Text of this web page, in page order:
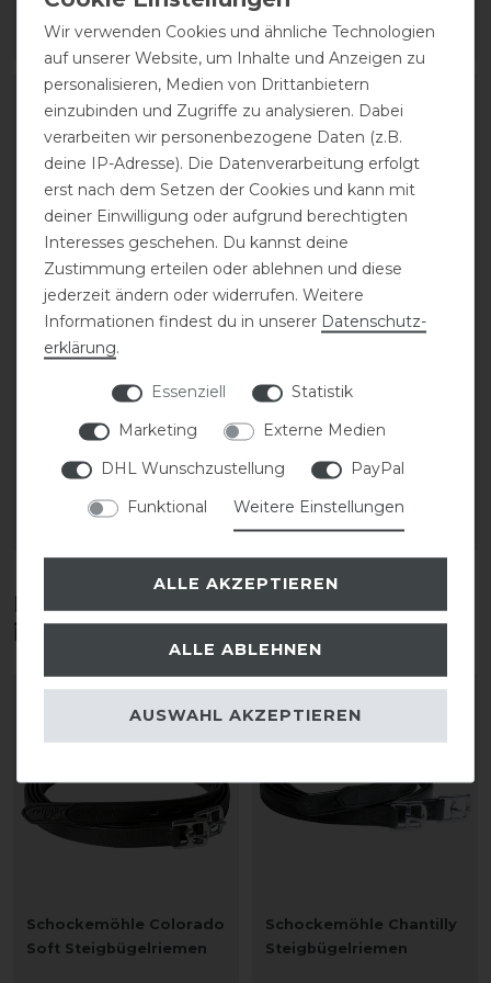
ARTIKEL MERKEN ARTIKEL MERKEN
Acavallo Arena Aluplus
2.0 Steigbügel
statt 272,90 €
218,32 € *
Euroriding Steigbügel
ARTIKEL MERKEN
Diese Produkte könnten dich auch
interessieren
Schockemöhle Colorado
Soft Steigbügelriemen
Schockemöhle Chantilly
Steigbügelriemen
Wir verwenden Cookies und ähnliche Technologien
auf unserer Website, um Inhalte und Anzeigen zu
personalisieren, Medien von Drittanbietern
einzubinden und Zugriffe zu analysieren. Dabei
verarbeiten wir personenbezogene Daten (z.B.
deine IP-Adresse). Die Datenverarbeitung erfolgt
erst nach dem Setzen der Cookies und kann mit
deiner Einwilligung oder aufgrund berechtigten
Interesses geschehen. Du kannst deine
Zustimmung erteilen oder ablehnen und diese
jederzeit ändern oder widerrufen. Weitere
Informationen findest du in unserer Daten­schutz­
erklärung.
Essenziell
Statistik
Marketing
Externe Medien
DHL Wunschzustellung
PayPal
Funktional
Weitere Einstellungen
ALLE AKZEPTIEREN
ALLE ABLEHNEN
AUSWAHL AKZEPTIEREN